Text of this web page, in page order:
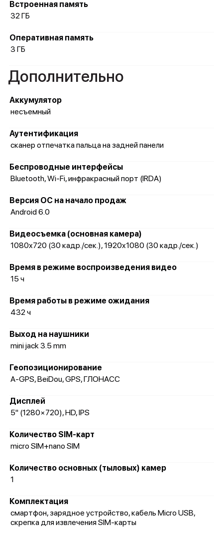
Встроенная память
32 ГБ
Оперативная память
3 ГБ
Дополнительно
Аккумулятор
несъемный
Аутентификация
сканер отпечатка пальца на задней панели
Беспроводные интерфейсы
Bluetooth, Wi-Fi, инфракрасный порт (IRDA)
Версия ОС на начало продаж
Android 6.0
Видеосъемка (основная камера)
1080x720 (30 кадр./сек.), 1920x1080 (30 кадр./сек.)
Время в режиме воспроизведения видео
15 ч
Время работы в режиме ожидания
432 ч
Выход на наушники
mini jack 3.5 mm
Геопозиционирование
A-GPS, BeiDou, GPS, ГЛОНАСС
Дисплей
5" (1280×720), HD, IPS
Количество SIM-карт
micro SIM+nano SIM
Количество основных (тыловых) камер
1
Комплектация
смартфон, зарядное устройство, кабель Micro USB,
скрепка для извлечения SIM-карты